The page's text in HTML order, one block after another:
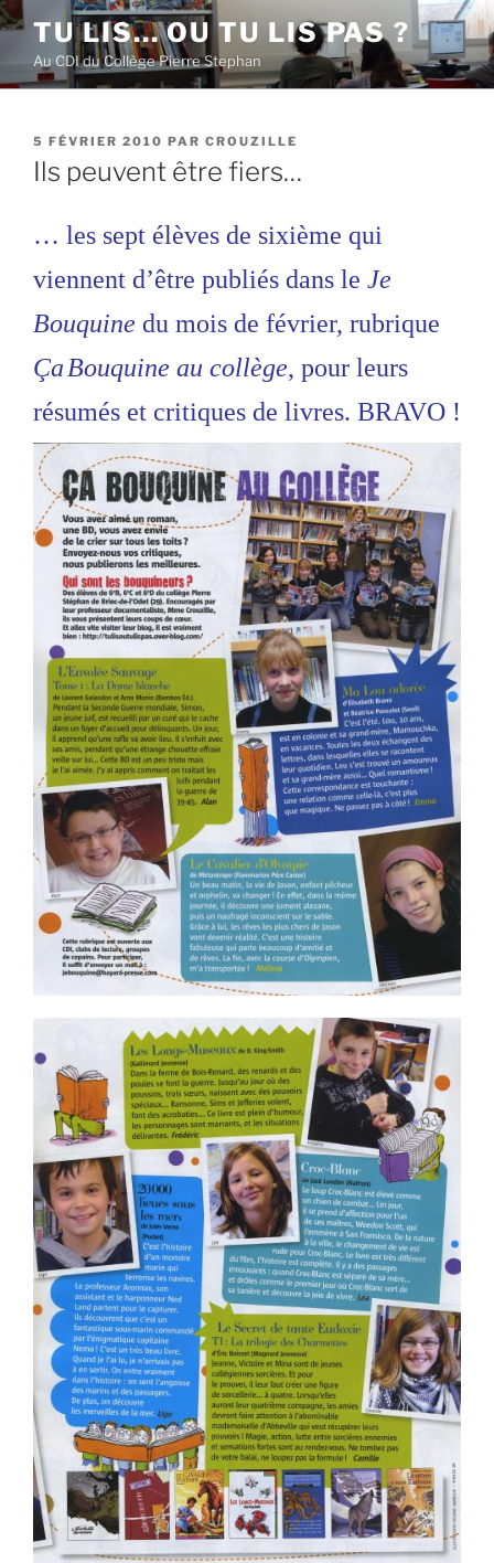
Aller
contenu
principal
TU LIS… OU TU LIS PAS ?
Au CDI du Collège Pierre Stephan
PUBLIÉ
LE
5 FÉVRIER 2010 PAR CROUZILLE
Ils peuvent être fiers…
… les sept élèves de sixième qui
viennent d’être publiés dans le Je
Bouquine du mois de février, rubrique
ÇaBouquine au collège, pour leurs
résumés et critiques de livres. BRAVO !